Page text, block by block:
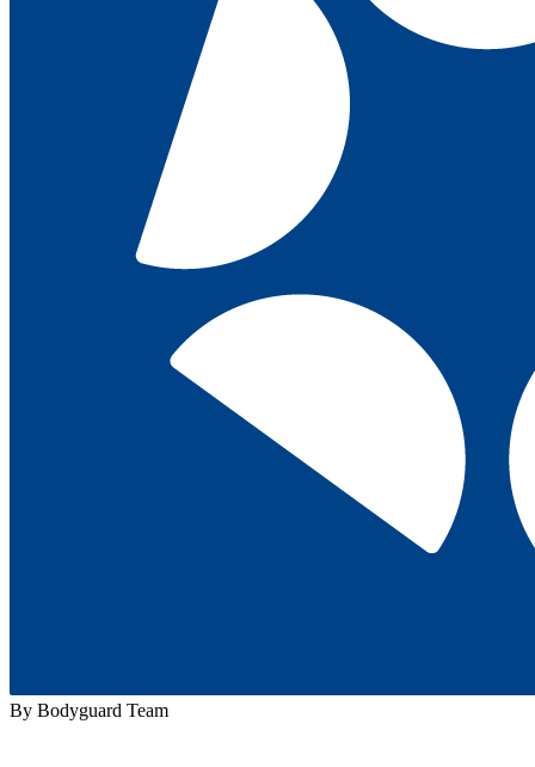
By Bodyguard Team